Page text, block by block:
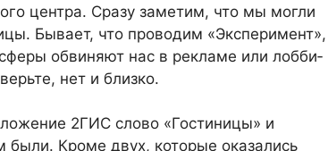
центра. Сразу заметим, что мы могли
Бывает, что проводим «Эксперимент»,
обвиняют нас в рекламе или лобби­
нет и близко.
2ГИС слово «Гости­ницы» и
были. Кроме двух, которые оказались